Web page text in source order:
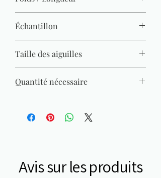
Échantillon
Taille des aiguilles
Quantité nécessaire
Avis sur les produits